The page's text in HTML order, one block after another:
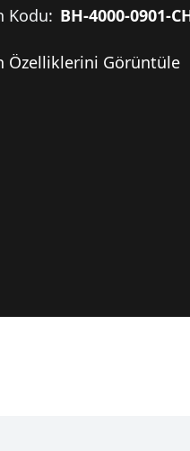
Kodu: BH-4000-0901-
Özelliklerini Görüntüle